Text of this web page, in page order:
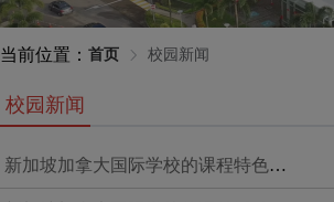
当前位置： 首页 校园新闻
校园新闻
新加坡加拿大国际学校的课程特色全面解析